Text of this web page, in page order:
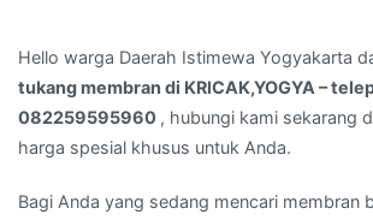
Hello warga Daerah Istimewa Yogyakarta
tukang membran di KRICAK,YOGYA –
082259595960 , hubungi kami sekarang
harga spesial khusus untuk Anda.
Bagi Anda yang sedang mencari membran